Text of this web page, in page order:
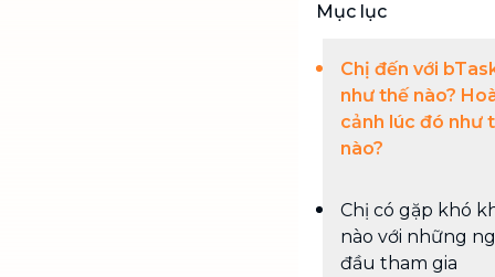
Mục lục
Chị đến với
như thế nào?
cảnh lúc đó như
nào?
Chị có gặp khó
nào với những
đầu tham gia